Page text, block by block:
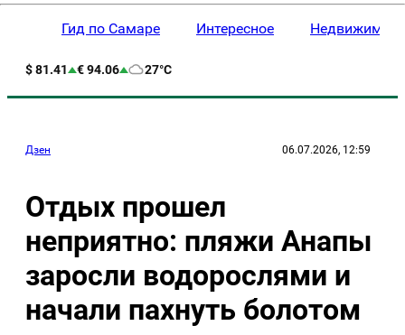
Гид по Самаре Интересное
$ 81.41 € 94.06 27°C
Дзен 06.07.2026, 12:59
Отдых прошел
неприятно: пляжи Анапы
заросли водорослями и
начали пахнуть болотом